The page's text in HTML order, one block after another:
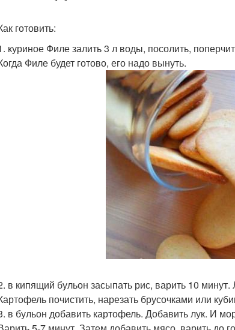
готовить:
куриное Филе залить 3 л воды, посолить,
Филе будет готово, его надо вынуть.
в кипящий бульон засыпать рис, варить 10
почистить, нарезать брусочками или
в бульон добавить картофель. Добавить лук. И